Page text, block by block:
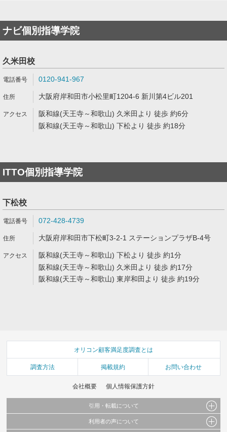
ナビ個別指導学院
久米田校
0120-941-967
大阪府岸和田市小松里町1204-6 新川第4ビル201
阪和線(天王寺～和歌山) 久米田より 徒歩 約6分
阪和線(天王寺～和歌山) 下松より 徒歩 約18分
ITTO個別指導学院
下松校
072-428-4739
大阪府岸和田市下松町3-2-1 ステーションプラザB-4号
阪和線(天王寺～和歌山) 下松より 徒歩 約1分
阪和線(天王寺～和歌山) 久米田より 徒歩 約17分
阪和線(天王寺～和歌山) 東岸和田より 徒歩 約19分
オリコン顧客満足度調査とは
調査方法 掲載規約 お問い合わせ
会社概要 個人情報保護方針
引用・転載について
当サイトで公開されている情報（文字、写真、イラスト、画像データ等）及びこれらの配
利用者の声について